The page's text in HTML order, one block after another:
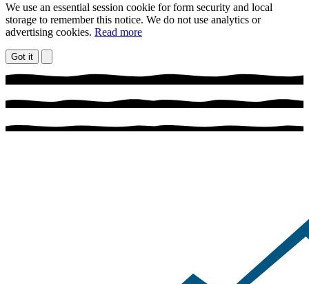
We use an essential session cookie for form security and local
storage to remember this notice. We do not use analytics or
advertising cookies. Read more
Got it